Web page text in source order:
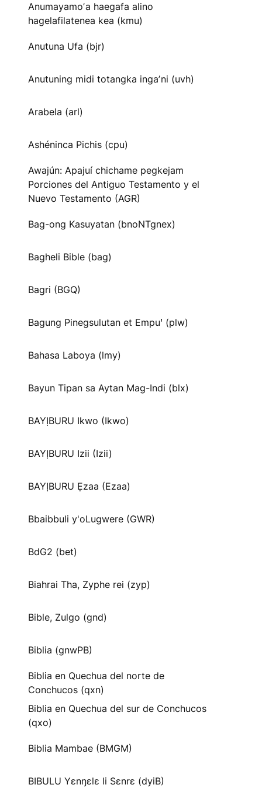
Anumayamoʼa haegafa alino
hagelafilatenea kea (kmu)
Anutuna Ufa (bjr)
Anutuning midi totangka ingaʼni (uvh)
Arabela (arl)
Ashéninca Pichis (cpu)
Awajún: Apajuí chichame pegkejam
Porciones del Antiguo Testamento y el
Nuevo Testamento (AGR)
Bag-ong Kasuyatan (bnoNTgnex)
Bagheli Bible (bag)
Bagri (BGQ)
Bagung Pinegsulutan et Empuꞌ (plw)
Bahasa Laboya (lmy)
Bayun Tipan sa Aytan Mag-Indi (blx)
BAYỊBURU Ikwo (Ikwo)
BAYỊBURU Izii (Izii)
BAYỊBURU Ẹzaa (Ezaa)
Bbaibbuli y'oLugwere (GWR)
BdG2 (bet)
Biahrai Tha, Zyphe rei (zyp)
Bible, Zulgo (gnd)
Biblia (gnwPB)
Biblia en Quechua del norte de
Conchucos (qxn)
Biblia en Quechua del sur de Conchucos
(qxo)
Biblia Mambae (BMGM)
BIBULU Yɛnŋɛlɛ li Sɛnrɛ (dyiB)